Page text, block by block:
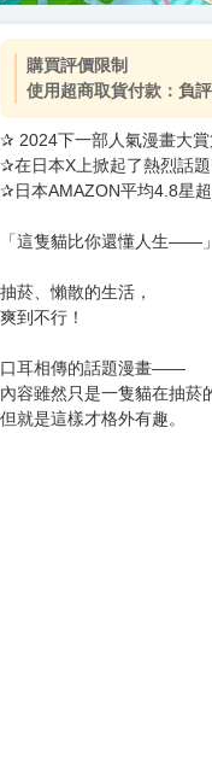
加價購 ( 共
(加購品)
-
購買評價限制
✰ 2024下一部人氣漫畫大賞
✰在日本X上掀起了熱烈話題!!